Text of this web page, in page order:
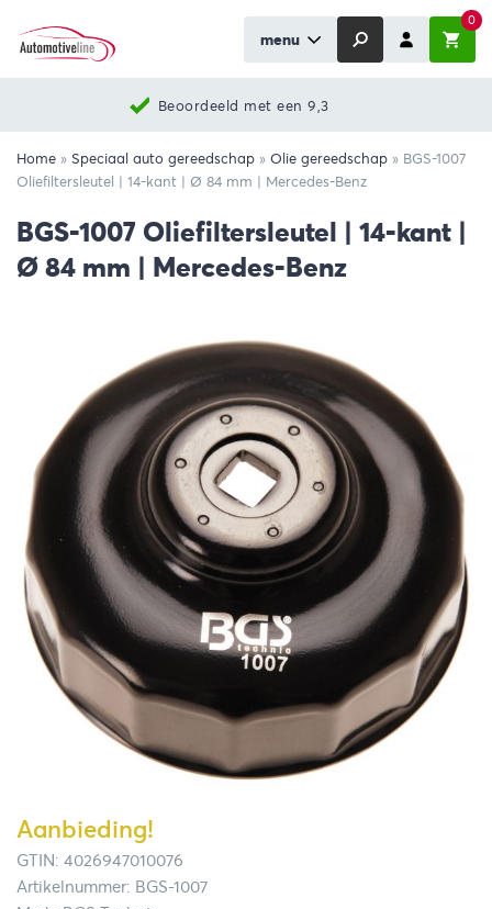
menu
0
Beoordeeld met een 9,3
Home » Speciaal auto gereedschap » Olie gereedschap » BGS-1007
Oliefiltersleutel | 14-kant | Ø 84 mm | Mercedes-Benz
BGS-1007 Oliefiltersleutel | 14-kant |
Ø 84 mm | Mercedes-Benz
Aanbieding!
GTIN: 4026947010076
Artikelnummer: BGS-1007